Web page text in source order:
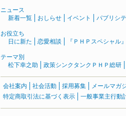
ニュース
新着一覧
おしらせ イベント パブリシ
お役立ち
日に新た
恋愛相談 『ＰＨＰスペシャル
テーマ別
松下幸之助
政策シンクタンクＰＨＰ総研
会社案内 社会活動 採用募集
メールマガ
特定商取引法に基づく表示
一般事業主行動